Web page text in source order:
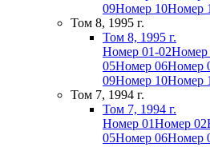
09Номер 10Номер
Том 8, 1995 г.
Том 8, 1995 г.
Номер 01-02Номер
05Номер 06Номер
09Номер 10Номер
Том 7, 1994 г.
Том 7, 1994 г.
Номер 01Номер 02
05Номер 06Номер